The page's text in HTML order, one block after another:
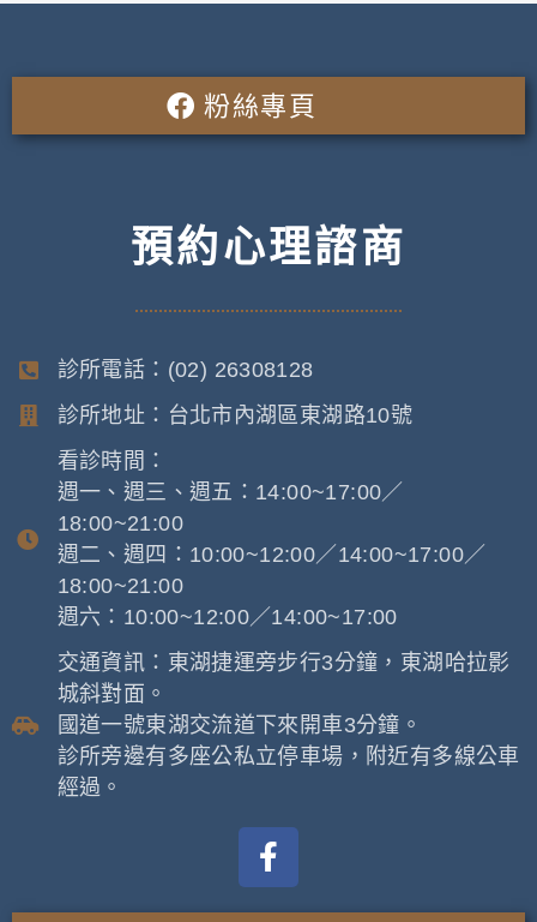
粉絲專頁
預約心理諮商
診所電話：(02) 26308128
診所地址：台北市內湖區東湖路10號
看診時間：
週一、週三、週五：14:00~17:00／
18:00~21:00
週二、週四：10:00~12:00／14:00~17:00／
18:00~21:00
週六：10:00~12:00／14:00~17:00
交通資訊：東湖捷運旁步行3分鐘，東湖哈拉影
城斜對面。
國道一號東湖交流道下來開車3分鐘。
診所旁邊有多座公私立停車場，附近有多線公車
經過。